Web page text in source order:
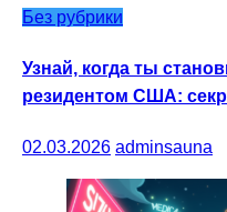
Без рубрики
Узнай, когда ты
резидентом США:
02.03.2026 adminsauna